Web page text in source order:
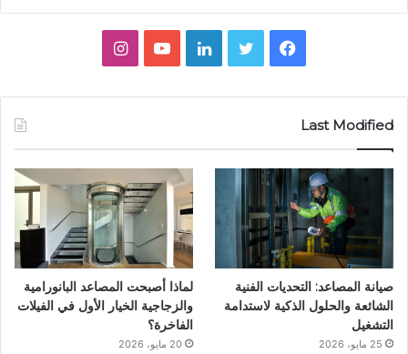
ب
و
ك
ت
ر
ك
د
إ
ن
ي
و
ت
ق
ر
ا
م
Last Modified
صيانة المصاعد: التحديات الفنية
الشائعة والحلول الذكية لاستدامة
التشغيل
25 مايو، 2026
لماذا أصبحت المصاعد البانورامية
والزجاجية الخيار الأول في الفيلات
الفاخرة؟
20 مايو، 2026